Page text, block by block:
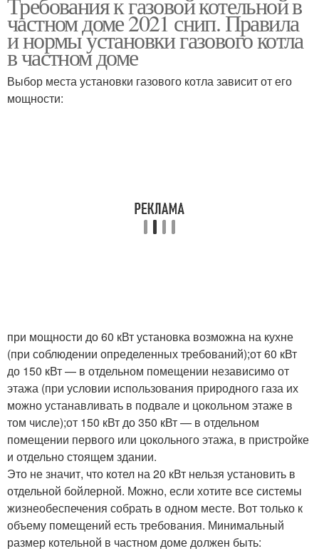
котельной
трубы
Вентиляция в частном
Котельная для газового
частном доме 2021 снип. Правила
и нормы установки газового котла
в частном доме
Выбор места установки газового котла зависит от его
мощности:
при мощности до 60 кВт установка возможна на кухне
(при соблюдении определенных требований);от 60 кВт
до 150 кВт — в отдельном помещении независимо от
этажа (при условии использования природного газа их
можно устанавливать в подвале и цокольном этаже в
том числе);от 150 кВт до 350 кВт — в отдельном
помещении первого или цокольного этажа, в пристройке
и отдельно стоящем здании.
Это не значит, что котел на 20 кВт нельзя установить в
отдельной бойлерной. Можно, если хотите все системы
жизнеобеспечения собрать в одном месте. Вот только к
объему помещений есть требования. Минимальный
размер котельной в частном доме должен быть: